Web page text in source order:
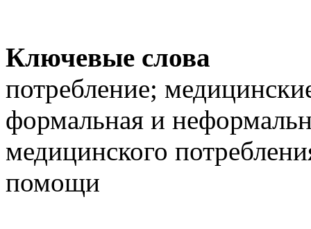
Ключевые слова
потребление;
формальная и
медицинского
помощи